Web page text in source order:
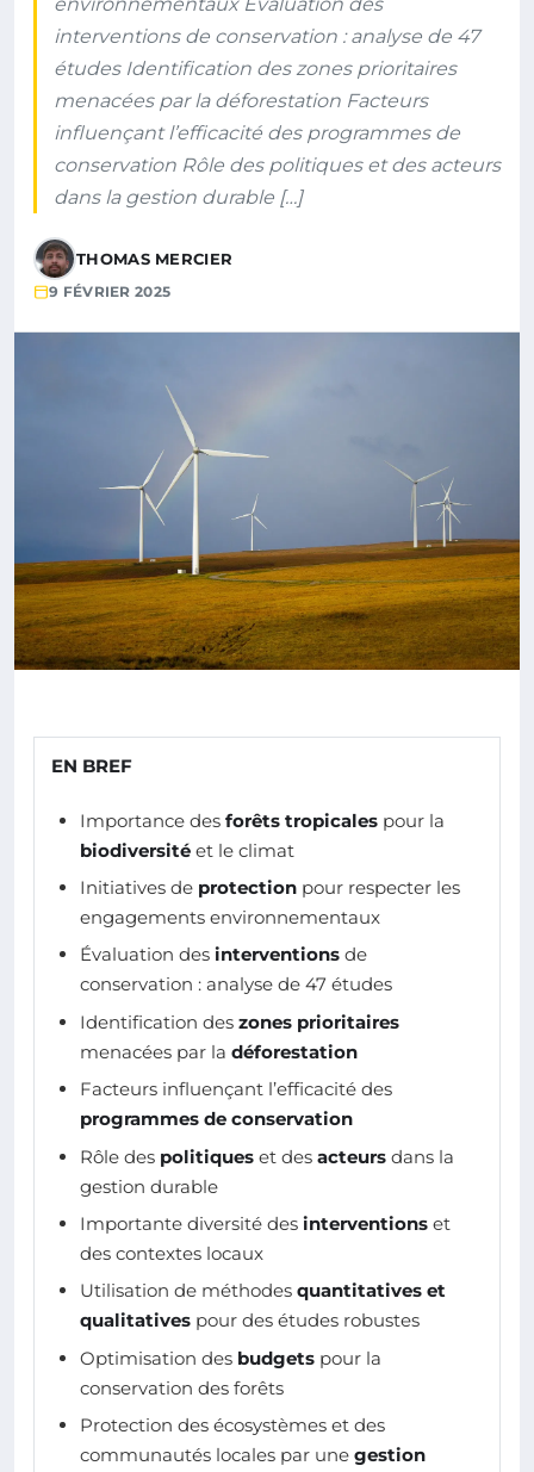
interventions de conservation : analyse de 47
études Identification des zones prioritaires
menacées par la déforestation Facteurs
influençant l’efficacité des programmes de
conservation Rôle des politiques et des acteurs
dans la gestion durable […]
THOMAS MERCIER
9 FÉVRIER 2025
EN BREF
Importance des forêts tropicales pour la
biodiversité et le climat
Initiatives de protection pour respecter les
engagements environnementaux
Évaluation des interventions de
conservation : analyse de 47 études
Identification des zones prioritaires
menacées par la déforestation
Facteurs influençant l’efficacité des
programmes de conservation
Rôle des politiques et des acteurs dans la
gestion durable
Importante diversité des interventions et
des contextes locaux
Utilisation de méthodes quantitatives et
qualitatives pour des études robustes
Optimisation des budgets pour la
conservation des forêts
Protection des écosystèmes et des
communautés locales par une gestion